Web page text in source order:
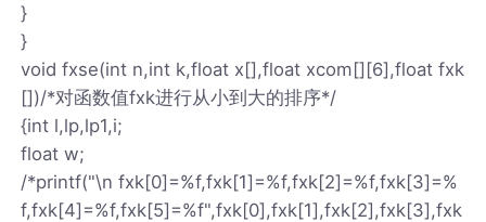
}
}
void fxse(int n,int k,float x[],float xcom[][6],float fxk
[])/*对函数值fxk进行从小到大的排序*/
{int l,lp,lp1,i;
float w;
/*printf("\n fxk[0]=%f,fxk[1]=%f,fxk[2]=%f,fxk[3]=%
f,fxk[4]=%f,fxk[5]=%f",fxk[0],fxk[1],fxk[2],fxk[3],fxk